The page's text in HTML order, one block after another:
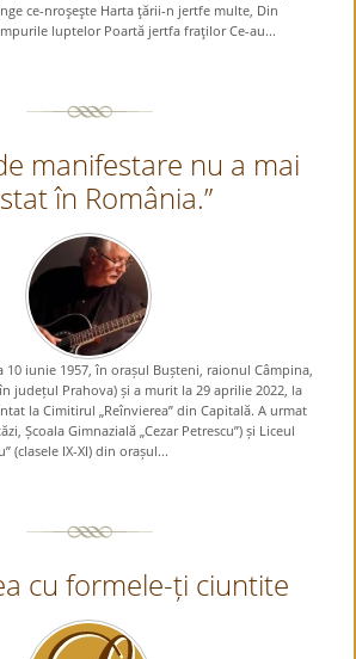
ce-nroşeşte Harta ţării-n jertfe multe, Din
luptelor Poartă jertfa fraţilor Ce-au...
manifestare nu a mai
în România.”
10 iunie 1957, în orașul Bușteni, raionul Câmpina,
județul Prahova) și a murit la 29 aprilie 2022, la
la Cimitirul „Reînvierea” din Capitală. A urmat
Școala Gimnazială „Cezar Petrescu”) și Liceul
(clasele IX-XI) din orașul...
cu formele-ți ciuntite